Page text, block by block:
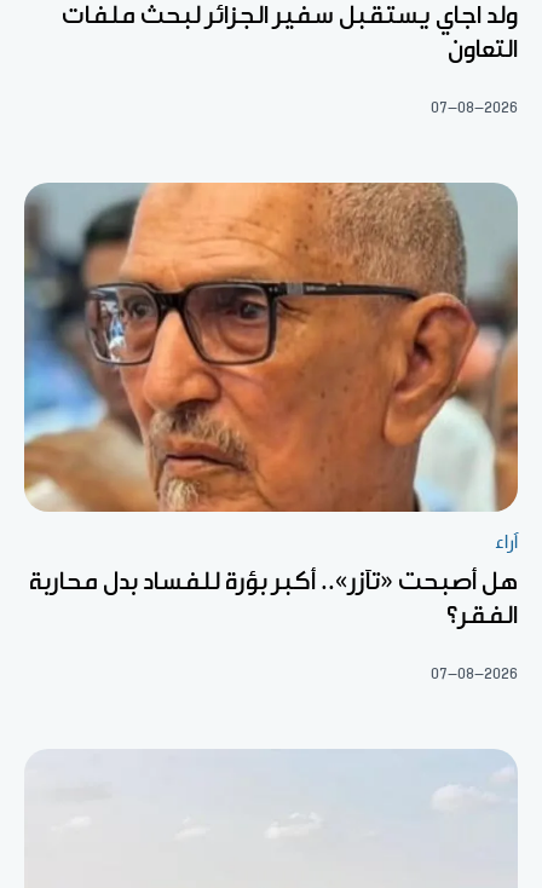
ولد اجاي يستقبل سفير الجزائر لبحث ملفات
التعاون
07-08-2026
آراء
هل أصبحت «تآزر».. أكبر بؤرة للفساد بدل محاربة
الفقر؟
07-08-2026